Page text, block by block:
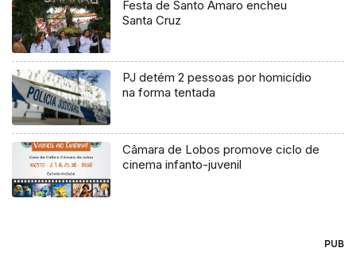
Festa de Santo Amaro encheu
Santa Cruz
PJ detém 2 pessoas por homicídio
na forma tentada
Câmara de Lobos promove ciclo de
cinema infanto-juvenil
PUB